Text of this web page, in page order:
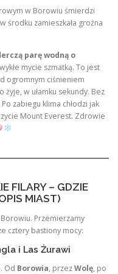
w Borowiu śmierdzi
środku zamieszkała groźna
parę wodną o
mycie szmatką. To jest
ogromnym ciśnieniem
w ułamku sekundy. Bez
zabiegu klima chłodzi jak
Mount Everest. Zdrowie
FILARY – GDZIE
MIAST)
Przemierzamy
cztery bastiony mocy:
i Las Żurawi
Od Borowia, przezWolę, po